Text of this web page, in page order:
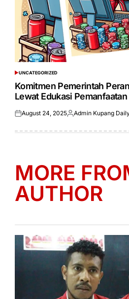
POSTED
IN
UNCATEGORIZED
Komitmen Pemerintah
Lewat Edukasi
Posted
August 24, 2025Posted
Admin Kupang
MORE
AUTHOR